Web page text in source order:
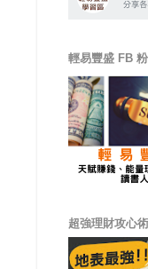
輕易豐盛 FB
超強理財攻心